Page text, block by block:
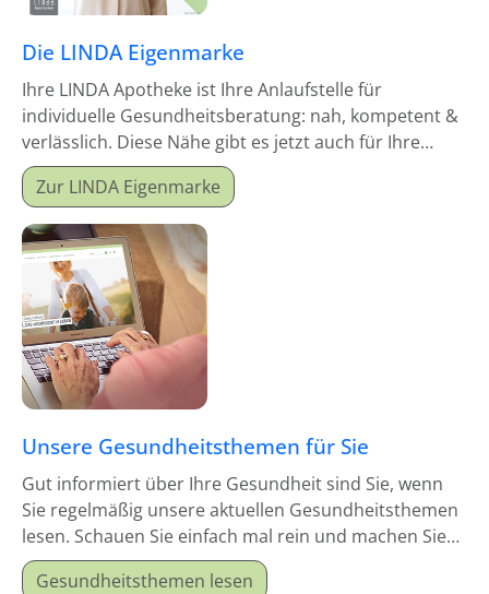
Die LINDA Eigenmarke
Ihre LINDA Apotheke ist Ihre Anlaufstelle für
individuelle Gesundheitsberatung: nah, kompetent &
verlässlich. Diese Nähe gibt es jetzt auch für Ihre
Hausapotheke!
Zur LINDA Eigenmarke
Unsere Gesundheitsthemen für Sie
Gut informiert über Ihre Gesundheit sind Sie, wenn
Sie regelmäßig unsere aktuellen Gesundheitsthemen
lesen. Schauen Sie einfach mal rein und machen Sie
sich schlau!
Gesundheitsthemen lesen